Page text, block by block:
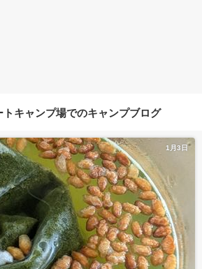
キャンプ場でのキャンプブログ
1月3日